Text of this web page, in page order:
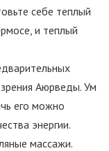
себе теплый
и теплый
Аюрведы. Ум
его можно
энергии.
массажи.